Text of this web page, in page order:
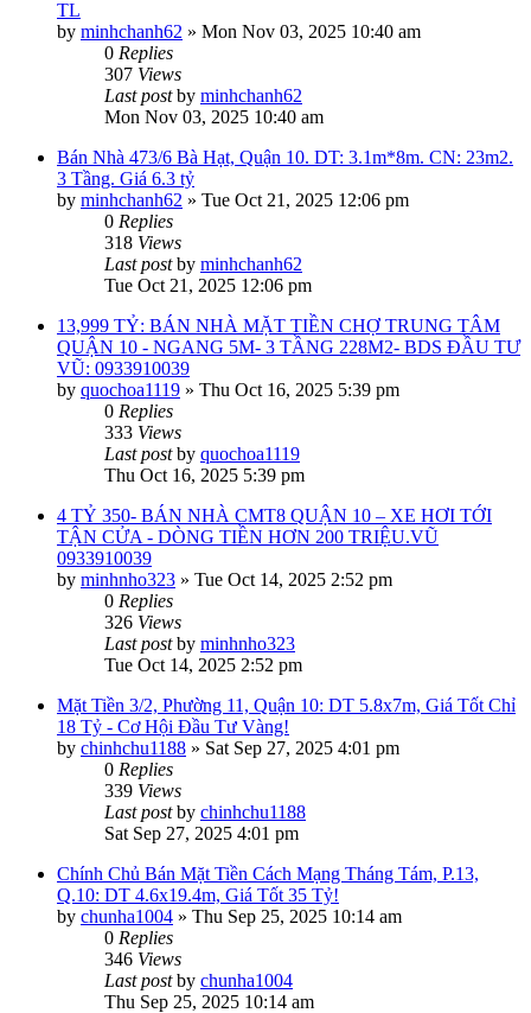
TL
by minhchanh62 » Mon Nov 03, 2025 10:40 am
0 Replies
307 Views
Last postby minhchanh62
Mon Nov 03, 2025 10:40 am
Bán Nhà 473/6 Bà Hạt, Quận 10. DT: 3.1m*8m. CN: 23m2.
3 Tầng. Giá 6.3 tỷ
by minhchanh62 » Tue Oct 21, 2025 12:06 pm
0 Replies
318 Views
Last postby minhchanh62
Tue Oct 21, 2025 12:06 pm
13,999 TỶ: BÁN NHÀ MẶT TIỀN CHỢ TRUNG TÂM
QUẬN 10 - NGANG 5M- 3 TẦNG 228M2- BDS ĐẦU TƯ
VŨ: 0933910039
by quochoa1119 » Thu Oct 16, 2025 5:39 pm
0 Replies
333 Views
Last postby quochoa1119
Thu Oct 16, 2025 5:39 pm
4 TỶ 350- BÁN NHÀ CMT8 QUẬN 10 – XE HƠI TỚI
TẬN CỬA - DÒNG TIỀN HƠN 200 TRIỆU.VŨ
0933910039
by minhnho323 » Tue Oct 14, 2025 2:52 pm
0 Replies
326 Views
Last postby minhnho323
Tue Oct 14, 2025 2:52 pm
Mặt Tiền 3/2, Phường 11, Quận 10: DT 5.8x7m, Giá Tốt Chỉ
18 Tỷ - Cơ Hội Đầu Tư Vàng!
by chinhchu1188 » Sat Sep 27, 2025 4:01 pm
0 Replies
339 Views
Last postby chinhchu1188
Sat Sep 27, 2025 4:01 pm
Chính Chủ Bán Mặt Tiền Cách Mạng Tháng Tám, P.13,
Q.10: DT 4.6x19.4m, Giá Tốt 35 Tỷ!
by chunha1004 » Thu Sep 25, 2025 10:14 am
0 Replies
346 Views
Last postby chunha1004
Thu Sep 25, 2025 10:14 am